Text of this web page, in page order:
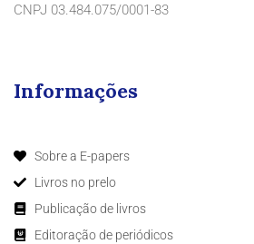
CNPJ 03.484.075/0001-83
Informações
Sobre a E-papers
Livros no prelo
Publicação de livros
Editoração de periódicos